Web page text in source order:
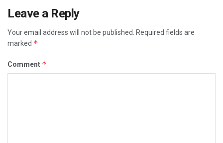
Leave a Reply
Your email address will not be published.
Required fields are
marked *
Comment *